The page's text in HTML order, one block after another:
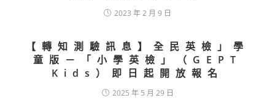
2023 年 2 月 9 日
【轉知測驗訊息】全民英檢」學
童版－「小學英檢」（GEPT
Kids）即日起開放報名
2025 年 5 月 29 日